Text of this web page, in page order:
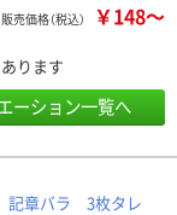
販売価格（税込） ￥148～
ります
ーション一覧へ
記章バラ 3枚タレ